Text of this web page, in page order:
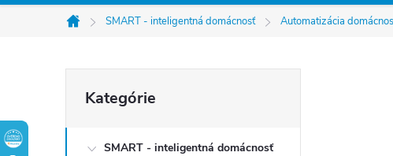
Domov
SMART - inteligentná domácnosť Automatizácia
o
kategórie
Kategórie
SMART - inteligentná domácnosť